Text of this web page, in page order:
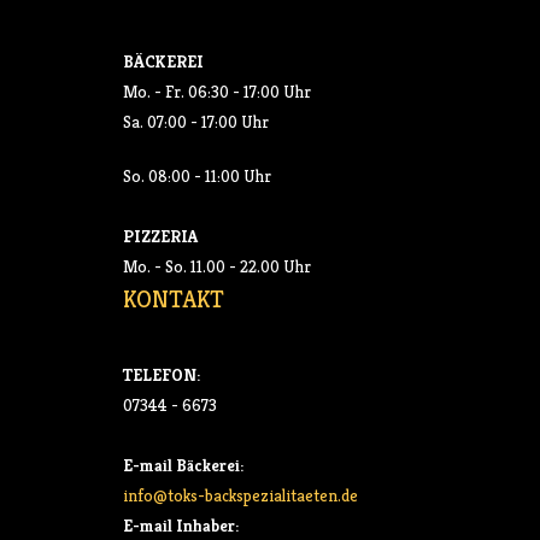
BÄCKEREI
Mo. - Fr. 06:30 - 17:00 Uhr
Sa. 07:00 - 17:00 Uhr
So. 08:00 - 11:00 Uhr
PIZZERIA
Mo. - So. 11.00 - 22.00 Uhr
KONTAKT
TELEFON:
07344 - 6673
E-mail Bäckerei:
info@toks-backspezialitaeten.de
E-mail Inhaber: